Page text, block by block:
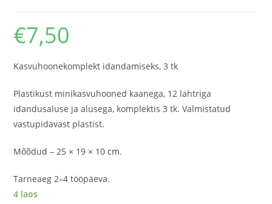
€7,50
Kasvuhoonekomplekt idandamiseks, 3 tk
Plastikust minikasvuhooned kaanega, 12 lahtriga
idandusaluse ja alusega, komplektis 3 tk. Valmistatud
vastupidavast plastist.
Mõõdud – 25 × 19 × 10 cm.
Tarneaeg 2–4 tööpäeva.
4 laos